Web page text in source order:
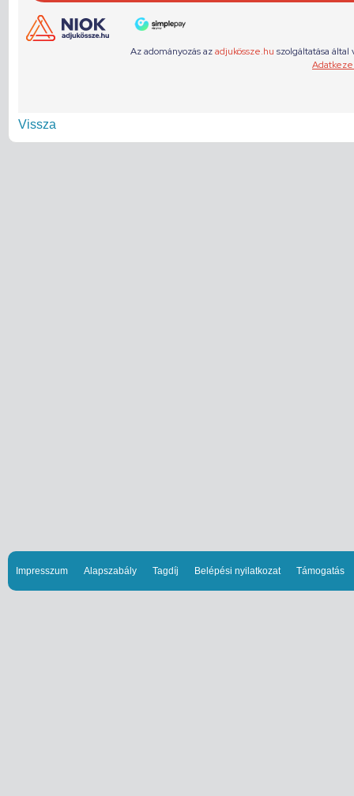
Vissza
Impresszum Alapszabály Tagdíj Belépési nyilatkozat Támogatás